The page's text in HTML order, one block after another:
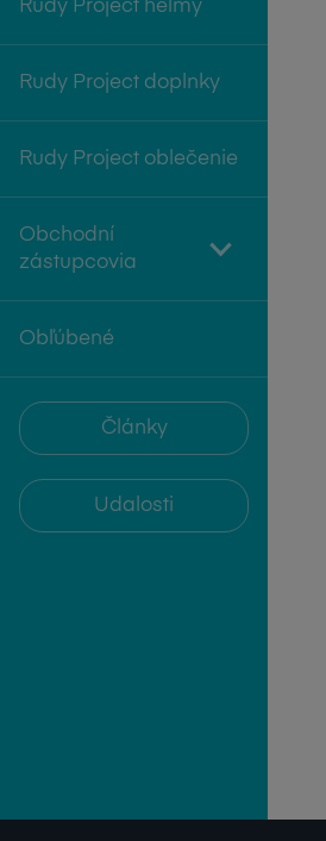
Rudy Project helmy
Rudy Project doplnky
Rudy Project oblečenie
Obchodní
zástupcovia
Obľúbené
Články
Udalosti